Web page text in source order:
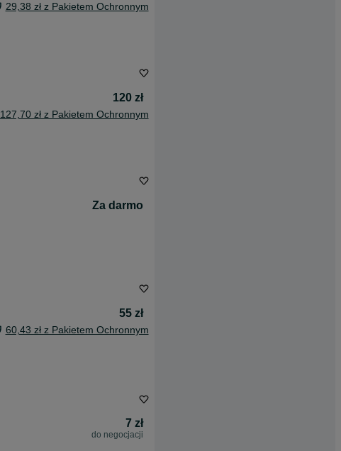
29,38 zł z Pakietem Ochronnym
120 zł
127,70 zł z Pakietem Ochronnym
Za darmo
55 zł
60,43 zł z Pakietem Ochronnym
7 zł
do negocjacji